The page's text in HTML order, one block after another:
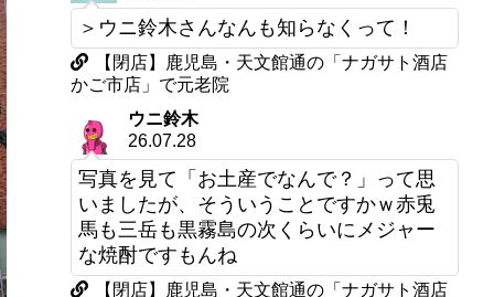
＞ウニ鈴木さんなんも知らなくって！
【閉店】鹿児島・天文館通の「ナガサト酒店
かご市店」で元老院
ウニ鈴木
26.07.28
写真を見て「お土産でなんで？」って思
いましたが、そういうことですかｗ赤兎
馬も三岳も黒霧島の次くらいにメジャー
な焼酎ですもんね
【閉店】鹿児島・天文館通の「ナガサト酒店